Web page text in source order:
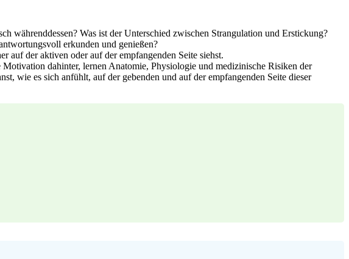
währenddessen? Was ist der Unterschied zwischen Strangulation und Erstickung?
erkunden und genießen?
der aktiven oder auf der empfangenden Seite siehst.
dahinter, lernen Anatomie, Physiologie und medizinische Risiken der
wie es sich anfühlt, auf der gebenden und auf der empfangenden Seite dieser